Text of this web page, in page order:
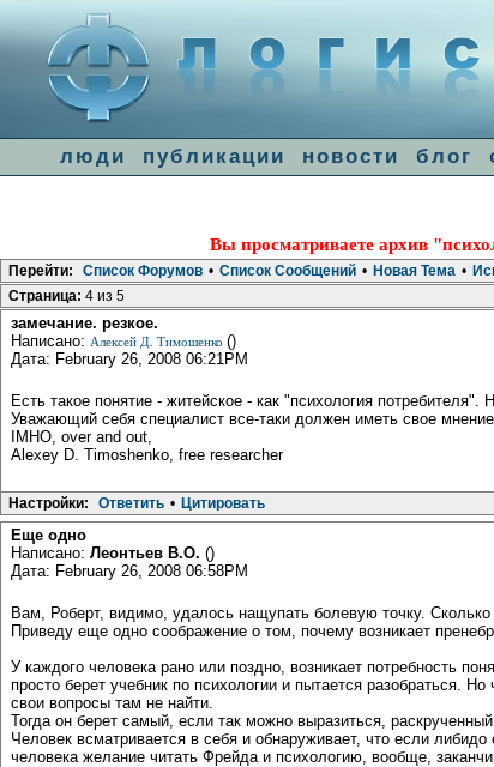
люди публикации новости блог
Вы просматриваете архив
Перейти: Список Форумов • Список Сообщений • Новая Тема •
Страница: 4 из 5
замечание. резкое.
Написано: Алексей Д. Тимошенко ()
Дата: February 26, 2008 06:21PM
Есть такое понятие - житейское - как "психология потребителя".
Уважающий себя специалист все-таки должен иметь свое
IMHO, over and out,
Alexey D. Timoshenko, free researcher
Настройки: Ответить • Цитировать
Еще одно
Написано: Леонтьев В.О. ()
Дата: February 26, 2008 06:58PM
Вам, Роберт, видимо, удалось нащупать болевую точку.
Приведу еще одно соображение о том, почему возникает
У каждого человека рано или поздно, возникает потребность
просто берет учебник по психологии и пытается разобраться.
свои вопросы там не найти.
Тогда он берет самый, если так можно выразиться,
Человек всматривается в себя и обнаруживает, что если
человека желание читать Фрейда и психологию, вообще,